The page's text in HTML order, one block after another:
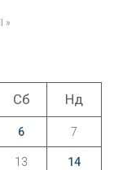
Сб Нд
6 7
13 14